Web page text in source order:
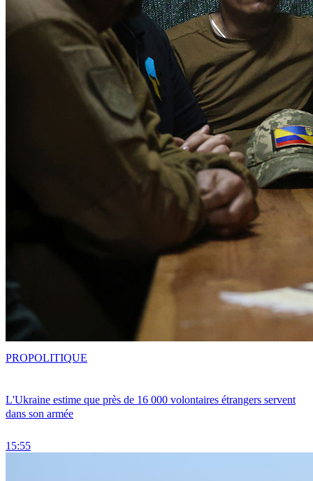
L'Ukraine estime que près de 16 000 volontaires étrangers servent
dans son armée
15:55
PROPOLITIQUE